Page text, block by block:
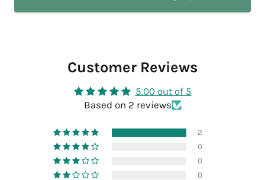
Customer Reviews
5.00 out of 5
Based on 2 reviews
2
0
0
0